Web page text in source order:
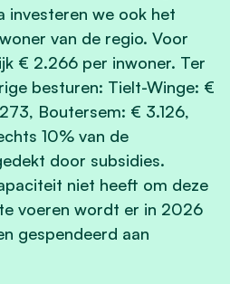
investeren we ook het
van de regio. Voor
€ 2.266 per inwoner. Ter
besturen: Tielt-Winge: €
Boutersem: € 3.126,
10% van de
door subsidies.
niet heeft om deze
voeren wordt er in 2026
gespendeerd aan